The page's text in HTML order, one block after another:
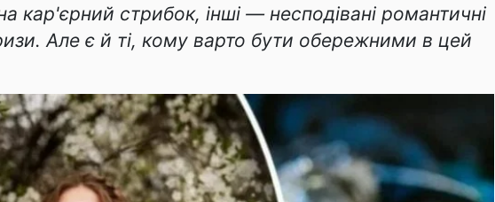
кар'єрний стрибок, інші — несподівані романтичні
Але є й ті, кому варто бути обережними в цей